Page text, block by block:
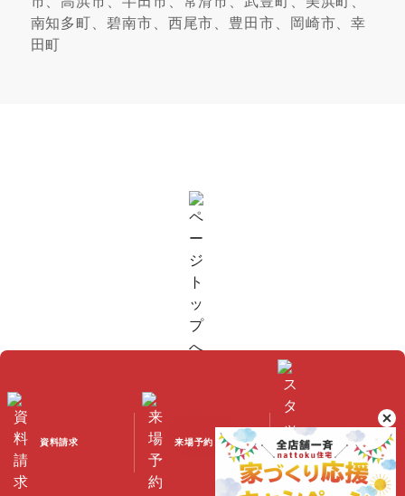
南知多町、碧南市、西尾市、豊田市、岡崎市、幸
田町
資料請求 来場予約 スタッフブログ